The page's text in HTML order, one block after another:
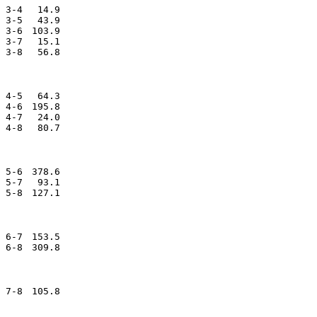
3-4　 14.9
3-5　 43.9
3-6　103.9
3-7　 15.1
4-5　 64.3
4-6　195.8
4-7　 24.0
5-6　378.6
5-7　 93.1
6-7　153.5